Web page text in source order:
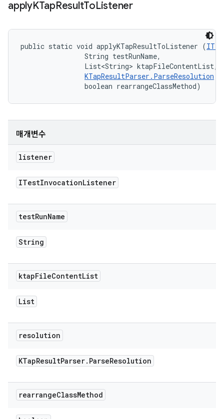
applyKTapResultToListener
public static void applyKTapResultToListener (
                String testRunName,
                List<String> ktapFileContentList,
KTapResultParser.ParseResolution
                boolean rearrangeClassMethod)
매개변수
listener
ITestInvocationListener
testRunName
String
ktapFileContentList
List
resolution
KTapResultParser. ParseResolution
rearrangeClassMethod